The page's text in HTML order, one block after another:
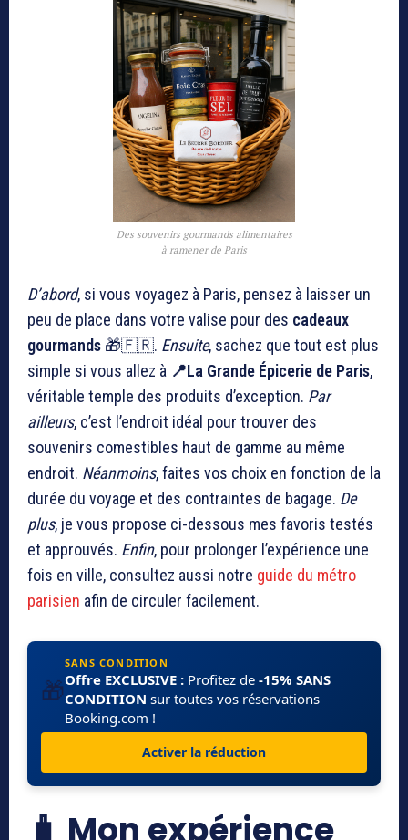
Des souvenirs gourmands alimentaires
à ramener de Paris
D’abord, si vous voyagez à Paris, pensez à laisser un
peu de place dans votre valise pour des cadeaux
gourmands 🎁🇫🇷. Ensuite, sachez que tout est plus
simple si vous allez à 📍La Grande Épicerie de Paris,
véritable temple des produits d’exception. Par
ailleurs, c’est l’endroit idéal pour trouver des
souvenirs comestibles haut de gamme au même
endroit. Néanmoins, faites vos choix en fonction de la
durée du voyage et des contraintes de bagage. De
plus, je vous propose ci-dessous mes favoris testés
et approuvés. Enfin, pour prolonger l’expérience une
fois en ville, consultez aussi notre guide du métro
parisien afin de circuler facilement.
🎁
SANS CONDITION
Offre EXCLUSIVE : Profitez de -15% SANS
CONDITION sur toutes vos réservations
Booking.com !
Activer la réduction
🧳 Mon expérience